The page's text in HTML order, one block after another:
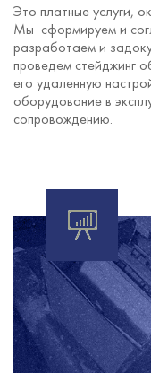
Это платные услуги,
Мы сформируем и
разработаем и
проведем стейджинг
его удаленную
оборудование в
сопровождению.